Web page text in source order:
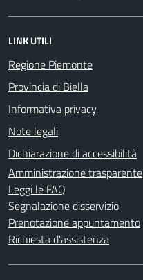
LINK UTILI
Regione Piemonte
Provincia di Biella
Informativa privacy
Note legali
Dichiarazione di accessibilità
Amministrazione trasparente
Leggi le FAQ
Segnalazione disservizio
Prenotazione appuntamento
Richiesta d'assistenza